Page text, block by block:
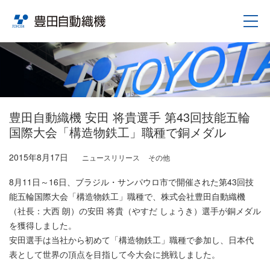
豊田自動織機 安田 将貴選手 第43回技能五輪
国際大会「構造物鉄工」職種で銅メダル
2015年8月17日 ニュースリリース その他
8月11日～16日、ブラジル・サンパウロ市で開催された第43回技
能五輪国際大会「構造物鉄工」職種で、株式会社豊田自動織機
（社長：大西 朗）の安田 将貴（やすだ しょうき）選手が銅メダル
を獲得しました。
安田選手は当社から初めて「構造物鉄工」職種で参加し、日本代
表として世界の頂点を目指して今大会に挑戦しました。